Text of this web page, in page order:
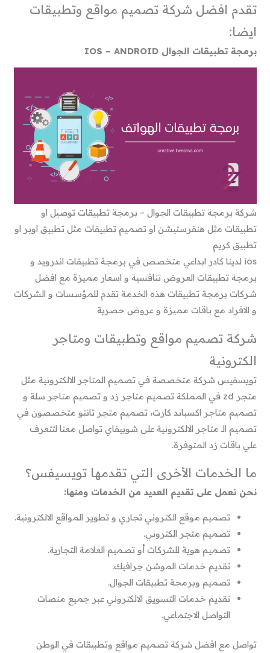
تقدم افضل شركة تصميم مواقع وتطبيقات
ايضا:
برمجة تطبيقات الجوال IOS – ANDROID
شركة برمجة تطبيقات الجوال – برمجة تطبيقات توصيل او
تطبيقات مثل هنقرستيشن او تصميم تطبيقات مثل تطبيق اوبر او
تطبيق كريم
ios لدينا كادر ابداعي متخصص في برمجة تطبيقات اندرويد و
برمجة تطبيقات العروض تنافسية و اسعار مميزة مع افضل
شركات برمجة تطبيقات هذه الخدمة تقدم للمؤسسات و الشركات
و الافراد مع باقات مميزة و عروض حصرية
شركة تصميم مواقع وتطبيقات ومتاجر
الكترونية
تويسفيس شركة متخصصة في تصميم المتاجر الالكترونية مثل
متجر zd في المملكة تصميم متاجر زد و تصميم متاجر سلة و
تصميم متاجر اكسباند كارت، تصميم متجر تانتو متخصصون في
تصميم الـ متاجر الالكترونية على شوبيفاي تواصل معنا لتتعرف
علي باقات زد المتوفرة.
ما الخدمات الأخرى التي تقدمها تويسيفس؟
نحن نعمل على تقديم العديد من الخدمات ومنها:
تصميم موقع الكتروني تجاري و تطوير المواقع الالكترونية.
تصميم متجر الكتروني.
تصميم هوية للشركات أو تصميم العلامة التجارية.
تقديم خدمات الموشن جرافيك.
تصميم وبرمجة تطبيقات الجوال.
تقديم خدمات التسويق الالكتروني عبر جميع منصات
التواصل الاجتماعي.
تواصل مع افضل شركة تصميم مواقع وتطبيقات في الوطن